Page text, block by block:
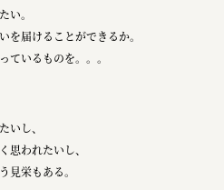
い。
を届けることができるか。
ているものを。。。
いし、
思われたいし、
見栄もある。